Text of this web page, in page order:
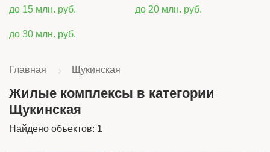
до 15 млн. руб. до 20 млн. руб.
до 30 млн. руб.
Главная Щукинская
Жилые комплексы в категории
Щукинская
Найдено объектов: 1